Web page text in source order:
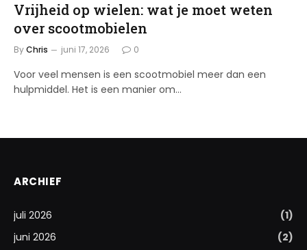
Vrijheid op wielen: wat je moet weten
over scootmobielen
ByChris juni 17, 2026 0
Voor veel mensen is een scootmobiel meer dan een
hulpmiddel. Het is een manier om…
ARCHIEF
juli 2026
(1)
juni 2026
(2)